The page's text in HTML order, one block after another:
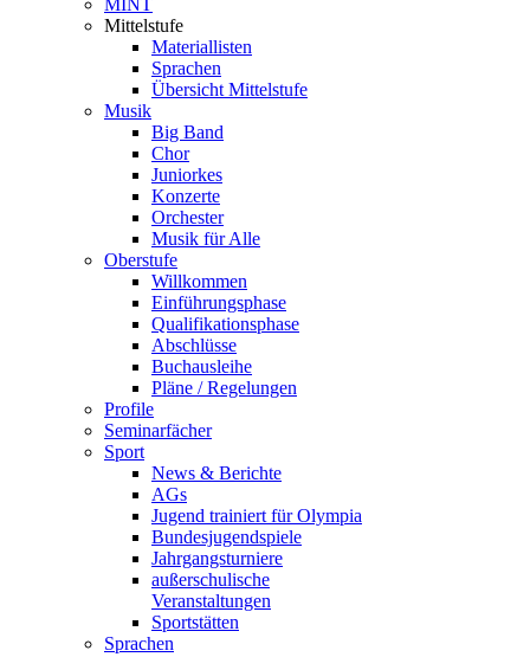
MINT
Mittelstufe
Materiallisten
Sprachen
Übersicht Mittelstufe
Musik
Big Band
Chor
Juniorkes
Konzerte
Orchester
Musik für Alle
Oberstufe
Willkommen
Einführungsphase
Qualifikationsphase
Abschlüsse
Buchausleihe
Pläne / Regelungen
Profile
Seminarfächer
Sport
News & Berichte
AGs
Jugend trainiert für Olympia
Bundesjugendspiele
Jahrgangsturniere
außerschulische
Veranstaltungen
Sportstätten
Sprachen